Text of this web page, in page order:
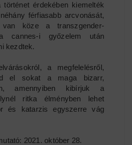
érdekében kiemelték
férfiasabb arcvonását,
köze a transzgender-
cannes-i győzelem után
kezdtek.
a megfelelésről,
el sokat a maga bizarr,
amennyiben kibírjuk a
ritka élményben lehet
és katarzis egyszerre vág
2021. október 28.